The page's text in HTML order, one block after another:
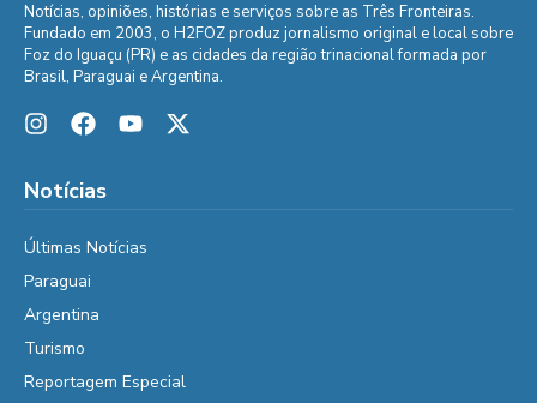
Notícias, opiniões, histórias e serviços sobre as Três Fronteiras.
Fundado em 2003, o H2FOZ produz jornalismo original e local sobre
Foz do Iguaçu (PR) e as cidades da região trinacional formada por
Brasil, Paraguai e Argentina.
Notícias
Últimas Notícias
Paraguai
Argentina
Turismo
Reportagem Especial